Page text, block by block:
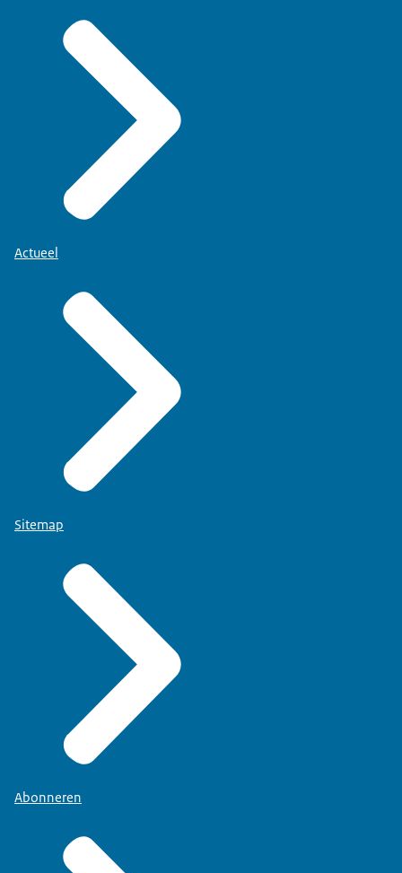
Actueel
Sitemap
Abonneren